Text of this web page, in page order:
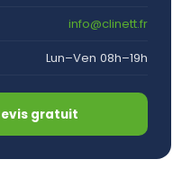
info@clinett.fr
Lun–Ven 08h–19h
gratuit